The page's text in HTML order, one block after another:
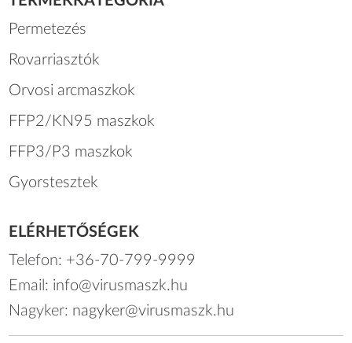
Permetezés
Rovarriasztók
Orvosi arcmaszkok
FFP2/KN95 maszkok
FFP3/P3 maszkok
Gyorstesztek
ELÉRHETŐSÉGEK
Telefon: +36-70-799-9999
Email: info@virusmaszk.hu
Nagyker: nagyker@virusmaszk.hu